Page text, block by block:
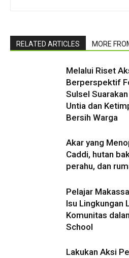
RELATED ARTICLES MORE
Melalui Riset
Berperspektif
Sulsel
Untia dan
Bersih Warga
Akar yang
Caddi, hutan
perahu, dan
Pelajar
Isu Lingkungan
Komunitas
School
Lakukan Aksi